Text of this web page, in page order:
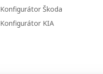
Konfigurátor Škoda
Konfigurátor KIA